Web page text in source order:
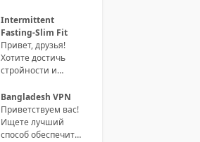
Intermittent
Fasting-Slim Fit
Привет, друзья!
Хотите достичь
стройности и
отказываясь от
излюбленной еды?
Тогда приго
Bangladesh VPN
Приветствуем вас!
Ищете лучший
способ обеспечить